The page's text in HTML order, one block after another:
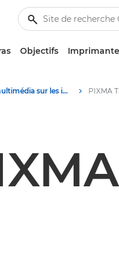
Objectifs
Contenu multimédia sur les imprimantes multifonctions - Centre de presse Canon PIXMA